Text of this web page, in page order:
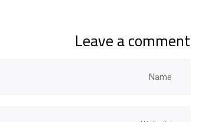
Leave a comment